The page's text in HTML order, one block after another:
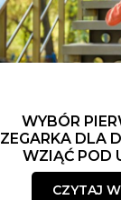
WYBÓR
ZEGARKA DLA
WZIĄĆ POD
CZYTAJ